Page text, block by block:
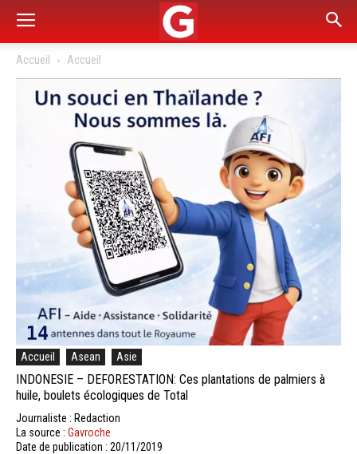
Accueil Accueil
Accueil Asean Asie
INDONESIE – DEFORESTATION: Ces plantations de palmiers à
huile, boulets écologiques de Total
Journaliste : Redaction
La source : Gavroche
Date de publication : 20/11/2019